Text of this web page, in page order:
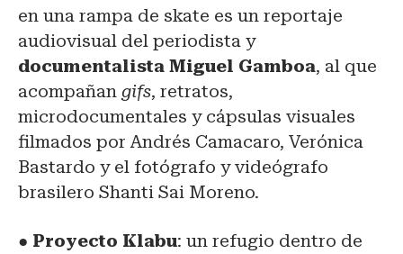
en una rampa de skate es un reportaje
audiovisual del periodista y
documentalista Miguel Gamboa, al que
acompañan gifs, retratos,
microdocumentales y cápsulas visuales
filmados por Andrés Camacaro, Verónica
Bastardo y el fotógrafo y videógrafo
brasilero Shanti Sai Moreno.
● Proyecto Klabu: un refugio dentro de